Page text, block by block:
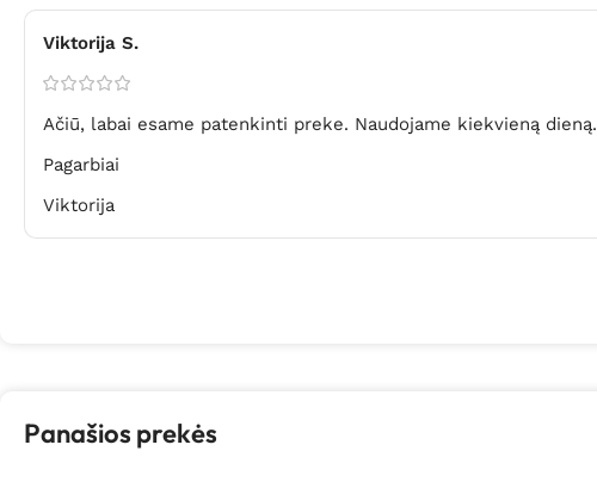
Viktorija S.
Ačiū, labai esame patenkinti preke. Naudojame kiekvieną dieną.
Pagarbiai
Viktorija
Panašios prekės